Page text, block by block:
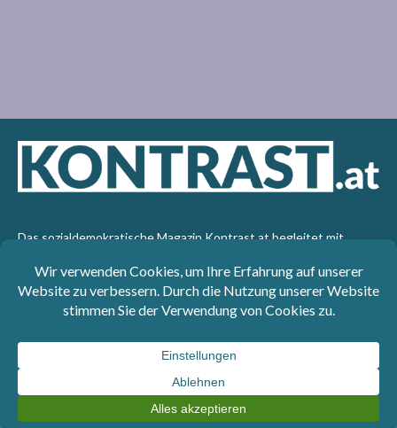
Das sozialdemokratische Magazin Kontrast.at begleitet mit
Gesellschaft, Staat und Wirtschaft von einem progressiven,
emanzipatorischen Standpunkt aus. Kontrast wirft den Blick der
sozialen Gerechtigkeit auf die Welt.
: SPÖ-Klub - 1017 Wien - Telefon: +43 1 40110-
3393 - e-mail: redaktion@kontrast.at -
Datenschutzerklärung